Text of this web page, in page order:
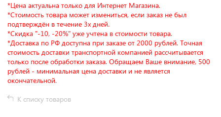
*Цена актуальна только для Интернет Магазина.
*Стоимость товара может измениться, если заказ не был
подтверждён в течение 3х дней.
*Скидка "-10, -20%" уже учтена в стоимости товара.
*Доставка по РФ доступна при заказе от 2000 рублей. Точная
стоимость доставки транспортной компанией рассчитывается
только после обработки заказа. Обращаем Ваше внимание, 500
рублей - минимальная цена доставки и не является
окончательной.
К списку товаров